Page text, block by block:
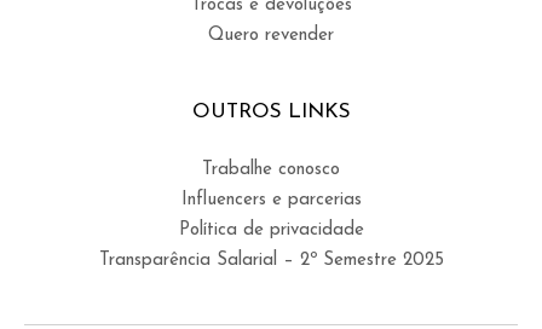
Trocas e devoluções
Quero revender
OUTROS LINKS
Trabalhe conosco
Influencers e parcerias
Política de privacidade
Transparência Salarial – 2º Semestre 2025